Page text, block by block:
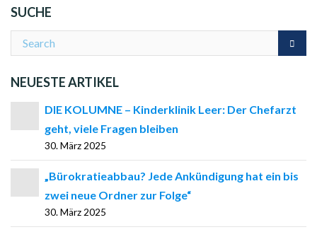
SUCHE
NEUESTE ARTIKEL
DIE KOLUMNE – Kinderklinik Leer: Der Chefarzt
geht, viele Fragen bleiben
30. März 2025
„Bürokratieabbau? Jede Ankündigung hat ein bis
zwei neue Ordner zur Folge“
30. März 2025